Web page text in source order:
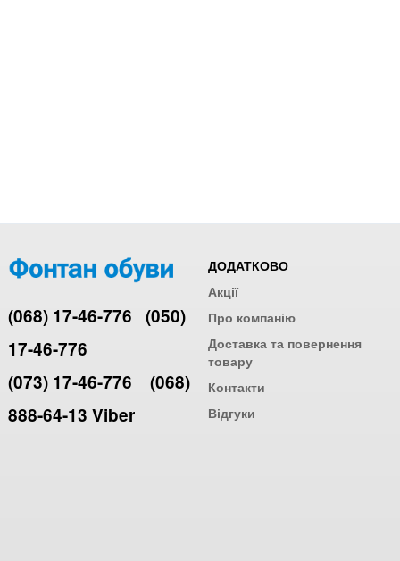
(068) 17-46-776 (050)
17-46-776
(073) 17-46-776
(068)
888-64-13 Viber
ДОДАТКОВО
Акції
Про компанію
Доставка та повернення
товару
Контакти
Відгуки